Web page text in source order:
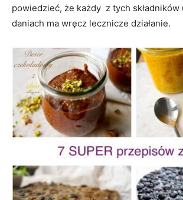
powiedzieć, że każdy z tych składników
daniach ma wręcz lecznicze działanie.